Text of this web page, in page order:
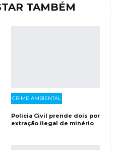
TAMBÉM
CRIME AMBIENTAL
Polícia Civil prende dois por
extração ilegal de minério